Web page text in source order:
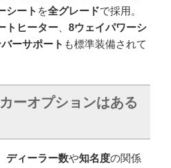
シート を全グレードで採用。
トヒーター
8ウェイパワーシ
ーサポート も標準装備されて
ーオプションはある
ディーラー数や知名度の関係